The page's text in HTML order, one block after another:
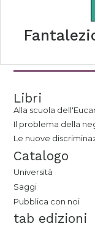
Libri
Alla scuola
Il problema della
Le nuove
Catalogo
Università
Saggi
Pubblica con noi
tab edizioni